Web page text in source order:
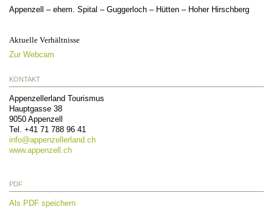
Appenzell – ehem. Spital – Guggerloch – Hütten – Hoher Hirschberg
Aktuelle Verhältnisse
Zur Webcam
KONTAKT
Appenzellerland Tourismus
Hauptgasse 38
9050 Appenzell
Tel. +41 71 788 96 41
info@appenzellerland.ch
www.appenzell.ch
PDF
Als PDF speichern